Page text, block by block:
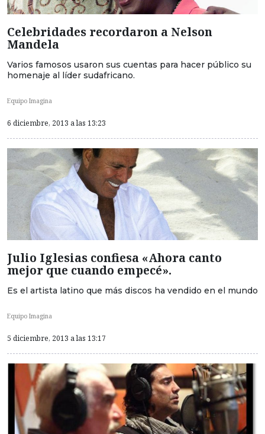
Celebridades recordaron a Nelson
Mandela
Varios famosos usaron sus cuentas para hacer público su
homenaje al líder sudafricano.
Equipo Imagina
6 diciembre, 2013 a las 13:23
Julio Iglesias confiesa «Ahora canto
mejor que cuando empecé».
Es el artista latino que más discos ha vendido en el mundo
Equipo Imagina
5 diciembre, 2013 a las 13:17